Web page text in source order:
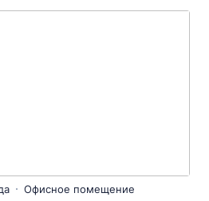
Офисное помещение